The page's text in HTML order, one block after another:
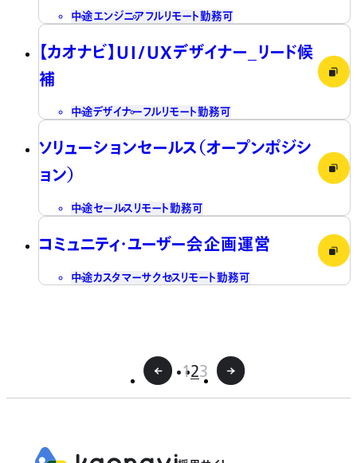
中途 エンジニア フルリモート勤務可
【カオナビ】UI/UXデザイナー_リード候
補
中途デザイナーフルリモート勤務可
ソリューションセールス（オープンポジシ
ョン）
中途セールス リモート勤務可
コミュニティ・ユーザー会企画運営
中途カスタマーサクセス リモート勤務可
123